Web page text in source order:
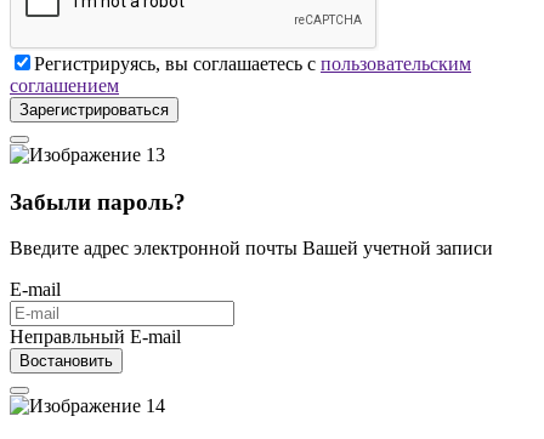
Регистрируясь, вы соглашаетесь с пользовательским
соглашением
Зарегистрироваться
Забыли пароль?
Введите адрес электронной почты Вашей учетной записи
E-mail
Неправльный E-mail
Востановить